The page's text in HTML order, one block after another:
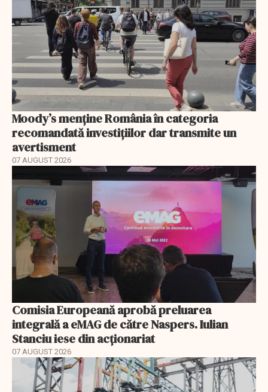
Moody’s menține România în categoria
recomandată investițiilor dar transmite un
avertisment
07 AUGUST 2026
Comisia Europeană aprobă preluarea
integrală a eMAG de către Naspers. Iulian
Stanciu iese din acționariat
07 AUGUST 2026